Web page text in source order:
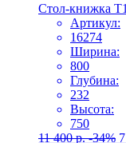
Стол-книжка
Артикул:
16274
Ширина:
800
Глубина:
232
Высота:
750
11 400р. -34%